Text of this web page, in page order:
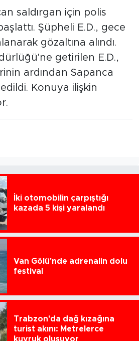
saldırgan için polis
Şüpheli E.D., gece
gözaltına alındı.
getirilen E.D.,
ardından Sapanca
Konuya ilişkin
İki otomobilin çarpıştığı
kazada 5 kişi yaralandı
Van Gölü'nde adrenalin dolu
festival
Trabzon'da dağ kızağına
turist akını: Metrelerce
kuyruk oluşuyor